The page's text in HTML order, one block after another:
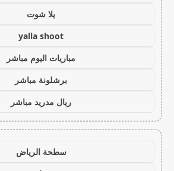
يلا شوت
yalla shoot
مباريات اليوم مباشر
برشلونة مباشر
ريال مدريد مباشر
سطحة الرياض